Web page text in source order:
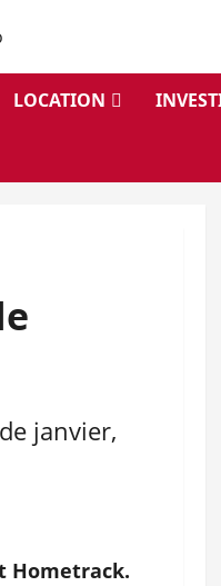
LOCATION
janvier,
Hometrack.